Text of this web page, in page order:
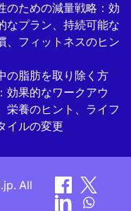
のための減量戦略：効
なプラン、持続可能な
、フィットネスのヒン
の脂肪を取り除く方
効果的なワークアウ
栄養のヒント、ライフ
イルの変更
All